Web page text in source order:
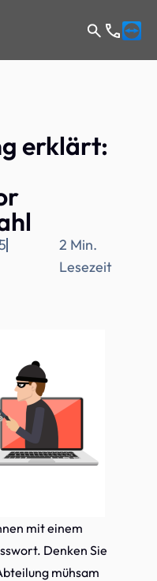
erklärt:
2 Min.
Lesezeit
mit einem
Denken Sie
mühsam